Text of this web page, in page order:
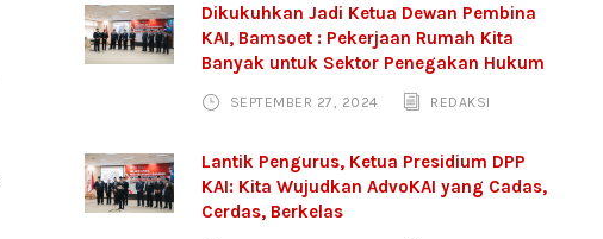
Dikukuhkan Jadi Ketua Dewan Pembina
KAI, Bamsoet : Pekerjaan Rumah Kita
Banyak untuk Sektor Penegakan Hukum
SEPTEMBER 27, 2024 REDAKSI
Lantik Pengurus, Ketua Presidium DPP
KAI: Kita Wujudkan AdvoKAI yang Cadas,
Cerdas, Berkelas